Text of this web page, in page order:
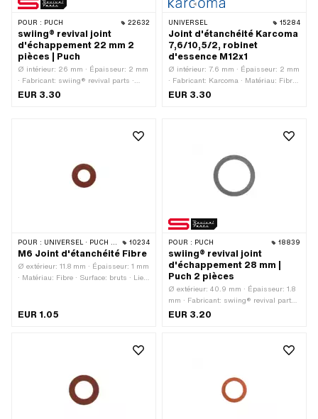
POUR : PUCH 22632
swiing® revival joint
d'échappement 22 mm 2
pièces | Puch
Ø intérieur: 26 mm · Épaisseur: 2 mm
· Fabricant: swiing® revival parts ·
Matériau: Carton d'étanchéité · Champ
EUR 3.30
UNIVERSEL 15284
Joint d'étanchéité Karcoma
7,6/10,5/2, robinet
d'essence M12x1
Ø intérieur: 7.6 mm · Épaisseur: 2 mm
· Fabricant: Karcoma · Matériau: Fibre
· Ø extérieur: 10.5 mm
EUR 3.30
POUR : UNIVERSEL · PUCH · SACHS · PONY / CILO (BÊTA 521 & 512) 10234
M6 Joint d'étanchéité Fibre
Ø extérieur: 11.8 mm · Épaisseur: 1 mm
· Matériau: Fibre · Surface: bruts · Lieu
6.4 mm · Champ d'application:
EUR 1.05
POUR : PUCH 18839
swiing® revival joint
d'échappement 28 mm |
Puch 2 pièces
Ø extérieur: 40.9 mm · Épaisseur: 1.8
mm · Fabricant: swiing® revival parts ·
Matériau: Carton d'étanchéité · Lieu
EUR 3.20